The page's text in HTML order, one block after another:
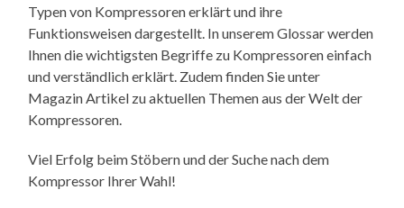
Typen von Kompressoren erklärt und ihre
Funktionsweisen dargestellt. In unserem Glossar werden
Ihnen die wichtigsten Begriffe zu Kompressoren einfach
und verständlich erklärt. Zudem finden Sie unter
Magazin Artikel zu aktuellen Themen aus der Welt der
Kompressoren.
Viel Erfolg beim Stöbern und der Suche nach dem
Kompressor Ihrer Wahl!